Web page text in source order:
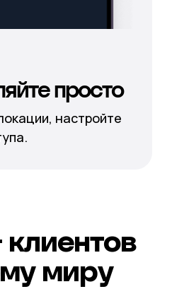
просто
настройте
клиентов
миру